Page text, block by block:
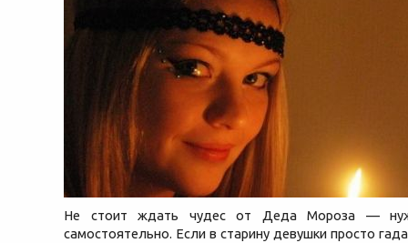
Не стоит ждать чудес от Деда Мороза —
самостоятельно. Если в старину девушки просто